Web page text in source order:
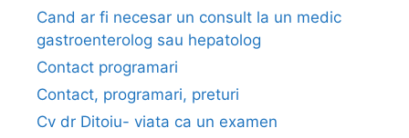
u
l
h
e
p
Cand ar fi necesar un consult la un medic
gastroenterolog sau hepatolog
Contact programari
Contact, programari, preturi
Cv dr Ditoiu- viata ca un examen